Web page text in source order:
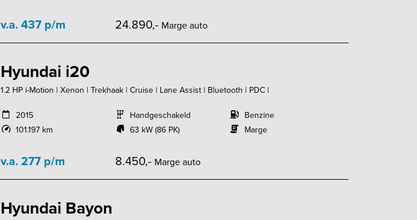
v.a. 437 p/m 24.890,- Marge auto
Hyundai i20
1.2 HP i-Motion | Xenon | Trekhaak | Cruise | Lane Assist | Bluetooth | PDC |
2015
101.197 km
Handgeschakeld
63 kW (86 PK)
Benzine
Marge
v.a. 277 p/m 8.450,- Marge auto
Hyundai Bayon